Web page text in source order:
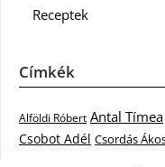
Receptek
Címkék
Alföldi Róbert Antal Tímea
Csobot Adél Csordás